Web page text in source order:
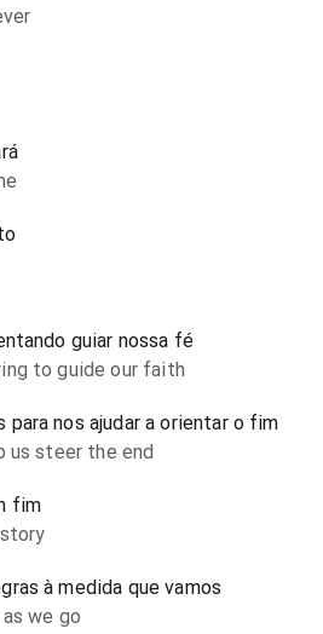
guiar nossa fé
to guide our faith
nos ajudar a orientar o fim
us steer the end
fim
à medida que vamos
we go